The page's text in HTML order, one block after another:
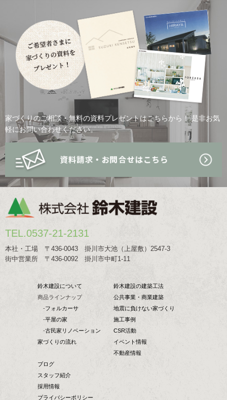
家づくりのご相談・無料の資料プレゼントはこちらから！是非お気
軽にお問い合わせください。
TEL.0537-21-2131
本社・工場 〒436-0043 掛川市大池（上屋敷）2547-3
街中営業所 〒436-0092 掛川市中町1-11
鈴木建設について
商品ラインナップ
-フォルカーサ
-平屋の家
-古民家リノベーション
家づくりの流れ
鈴木建設の建築工法
公共事業・商業建築
地震に負けない家づくり
施工事例
CSR活動
イベント情報
不動産情報
ブログ
スタッフ紹介
採用情報
プライバシーポリシー